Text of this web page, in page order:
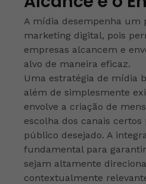
A mídia desempenha um
marketing digital, pois
empresas alcancem e
alvo de maneira eficaz.
Uma estratégia de mídia
além de simplesmente
envolve a criação de
escolha dos canais
público desejado. A
fundamental para
sejam altamente
contextualmente